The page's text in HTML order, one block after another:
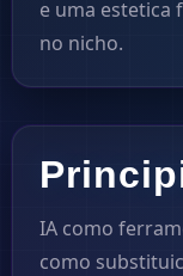
e uma estetica
no nicho.
IA como
como